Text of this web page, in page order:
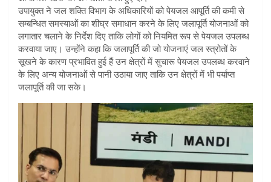
उपायुक्त ने जल शक्ति विभाग के अधिकारियों को पेयजल आपूर्ति की कमी से
सम्बन्धित समस्याओं का शीघ्र समाधान करने के लिए जलापूर्ति योजनाओं को
लगातार चलाने के निर्देश दिए ताकि लोगों को नियमित रूप से पेयजल उपलब्ध
करवाया जाए। उन्होंने कहा कि जलापूर्ति की जो योजनाएं जल स्त्रोतों के
सूखने के कारण प्रभावित हुई हैं उन क्षेत्रों में सुचारू पेयजल उपलब्ध करवाने
के लिए अन्य योजनाओं से पानी उठाया जाए ताकि उन क्षेत्रों में भी पर्याप्त
जलापूर्ति की जा सके।